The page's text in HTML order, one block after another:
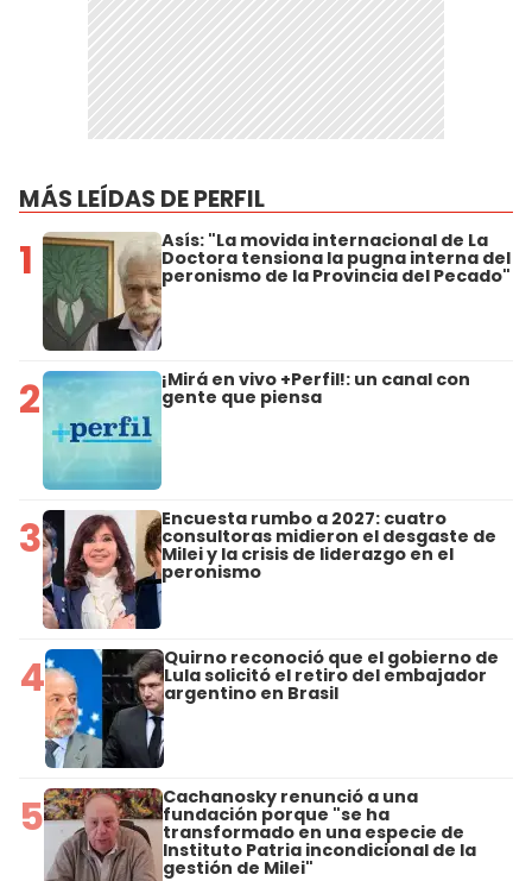
MÁS LEÍDAS DE PERFIL
1 Asís: "La movida internacional de La
Doctora tensiona la pugna interna del
peronismo de la Provincia del Pecado"
2 ¡Mirá en vivo +Perfil!: un canal con
gente que piensa
3 Encuesta rumbo a 2027: cuatro
consultoras midieron el desgaste de
Milei y la crisis de liderazgo en el
peronismo
4 Quirno reconoció que el gobierno de
Lula solicitó el retiro del embajador
argentino en Brasil
5 Cachanosky renunció a una
fundación porque "se ha
transformado en una especie de
Instituto Patria incondicional de la
gestión de Milei"